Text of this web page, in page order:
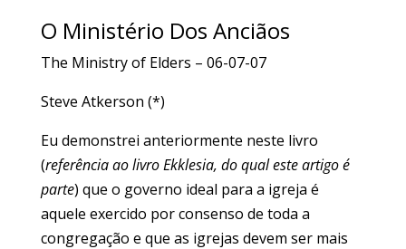
O Ministério Dos Anciãos
The Ministry of Elders – 06-07-07
Steve Atkerson (*)
Eu demonstrei anteriormente neste livro
(referência ao livro Ekklesia, do qual este artigo é
parte) que o governo ideal para a igreja é
aquele exercido por consenso de toda a
congregação e que as igrejas devem ser mais